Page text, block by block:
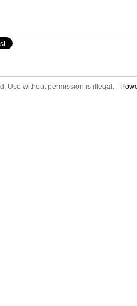
Use without permission is illegal. -